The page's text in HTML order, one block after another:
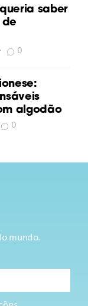
saber
de
• 0
algodão
0
mundo.